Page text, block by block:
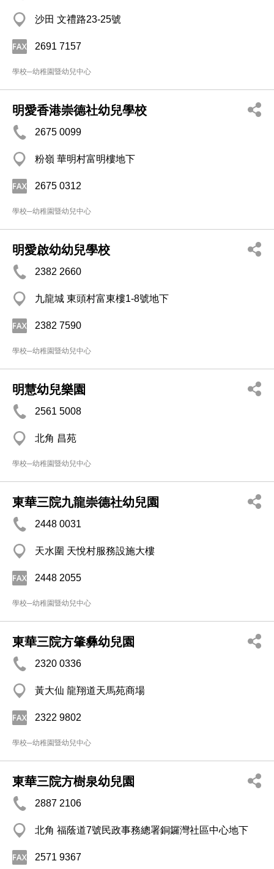
沙田 文禮路23-25號
2691 7157
學校─幼稚園暨幼兒中心
明愛香港崇德社幼兒學校
2675 0099
粉嶺 華明村富明樓地下
2675 0312
學校─幼稚園暨幼兒中心
明愛啟幼幼兒學校
2382 2660
九龍城 東頭村富東樓1-8號地下
2382 7590
學校─幼稚園暨幼兒中心
明慧幼兒樂園
2561 5008
北角 昌苑
學校─幼稚園暨幼兒中心
東華三院九龍崇德社幼兒園
2448 0031
天水圍 天悅村服務設施大樓
2448 2055
學校─幼稚園暨幼兒中心
東華三院方肇彝幼兒園
2320 0336
黃大仙 龍翔道天馬苑商場
2322 9802
學校─幼稚園暨幼兒中心
東華三院方樹泉幼兒園
2887 2106
北角 福蔭道7號民政事務總署銅鑼灣社區中心地下
2571 9367